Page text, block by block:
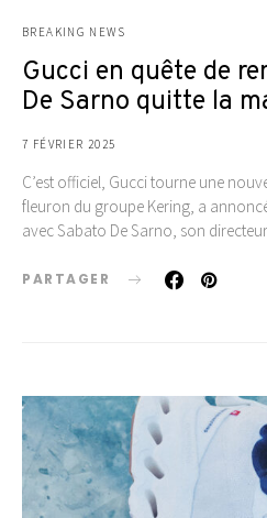
BREAKING NEWS
Gucci en quête de
De Sarno quitte la
7 FÉVRIER 2025
C’est officiel, Gucci tourne une
fleuron du groupe Kering, a
avec Sabato De Sarno, son
PARTAGER